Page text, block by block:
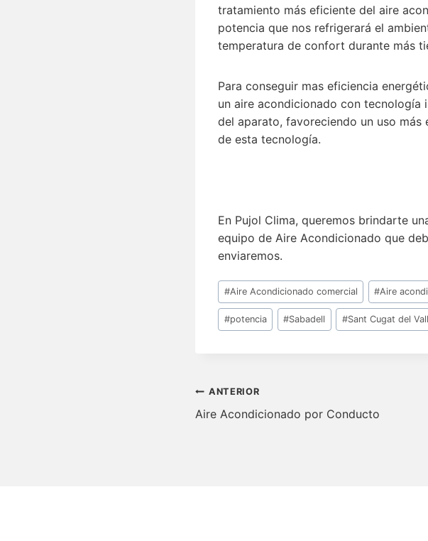
tratamiento más eficiente del aire
potencia que nos refrigerará el
temperatura de confort durante más
Para conseguir mas eficiencia
un aire acondicionado con tecnología
del aparato, favoreciendo un uso
de esta tecnología.
En Pujol Clima, queremos brindarte
equipo de Aire Acondicionado que
enviaremos.
Etiquetas
de
la
#Aire Acondicionado comercial #Aire
#potencia #Sabadell #Sant Cugat del
Navegación
de
ANTERIOR
Aire Acondicionado por Conducto